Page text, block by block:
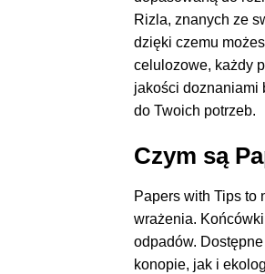
Rizla, znanych ze
dzięki czemu
celulozowe, każdy
jakości doznaniami
do Twoich potrzeb.
Czym są
Papers with Tips to
wrażenia.
odpadów.
konopie, jak i